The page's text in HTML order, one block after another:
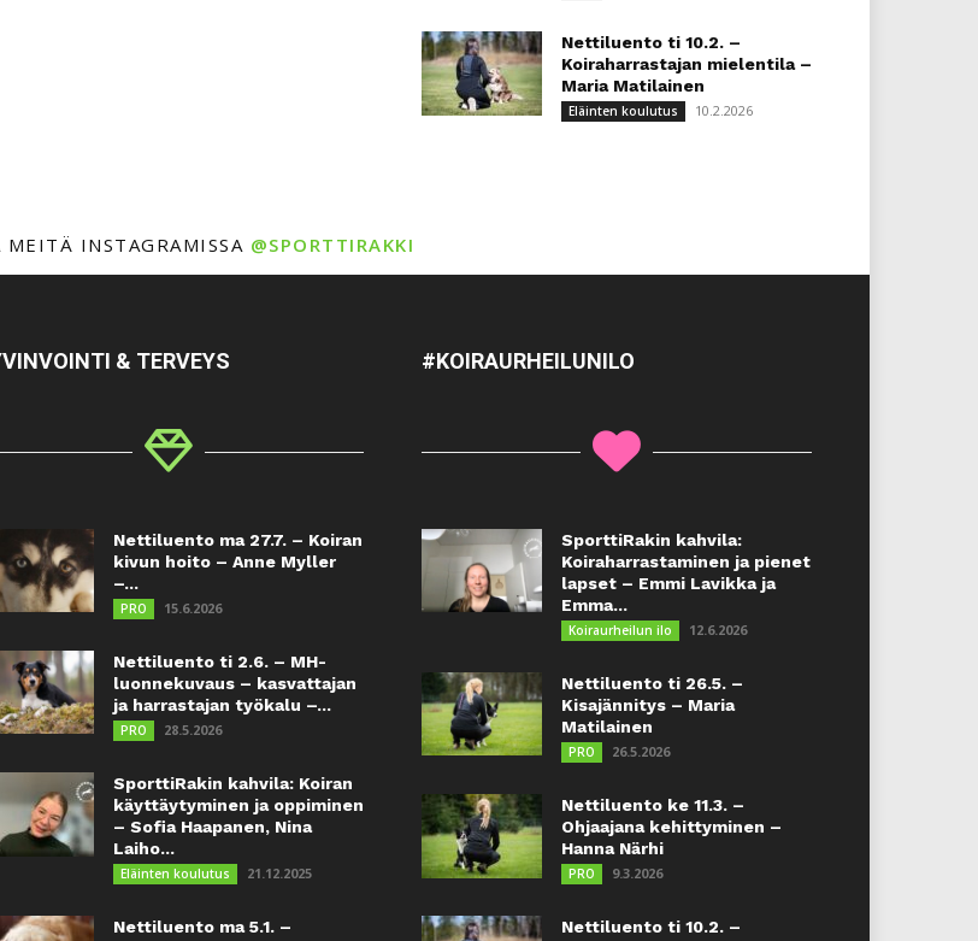
Nettiluento ti 10.2. –
Koiraharrastajan mielentila –
Maria Matilainen
Eläinten koulutus 10.2.2026
MEITÄ INSTAGRAMISSA @SPORTTIRAKKI
& TERVEYS
Nettiluento ma 27.7. – Koiran
kivun hoito – Anne Myller
–...
PRO 15.6.2026
Nettiluento ti 2.6. – MH-
luonnekuvaus – kasvattajan
ja harrastajan työkalu –...
PRO 28.5.2026
SporttiRakin kahvila: Koiran
käyttäytyminen ja oppiminen
– Sofia Haapanen, Nina
Laiho...
Eläinten koulutus 21.12.2025
Nettiluento ma 5.1. –
#KOIRAURHEILUNILO
SporttiRakin kahvila:
Koiraharrastaminen ja pienet
lapset – Emmi Lavikka ja
Emma...
Koiraurheilun ilo 12.6.2026
Nettiluento ti 26.5. –
Kisajännitys – Maria
Matilainen
PRO 26.5.2026
Nettiluento ke 11.3. –
Ohjaajana kehittyminen –
Hanna Närhi
PRO 9.3.2026
Nettiluento ti 10.2. –